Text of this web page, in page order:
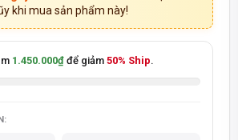
khi mua sản phẩm này!
1.450.000₫ để giảm 50% Ship.